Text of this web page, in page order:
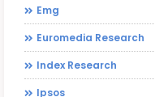
Emg
Euromedia Research
Index Research
Ipsos